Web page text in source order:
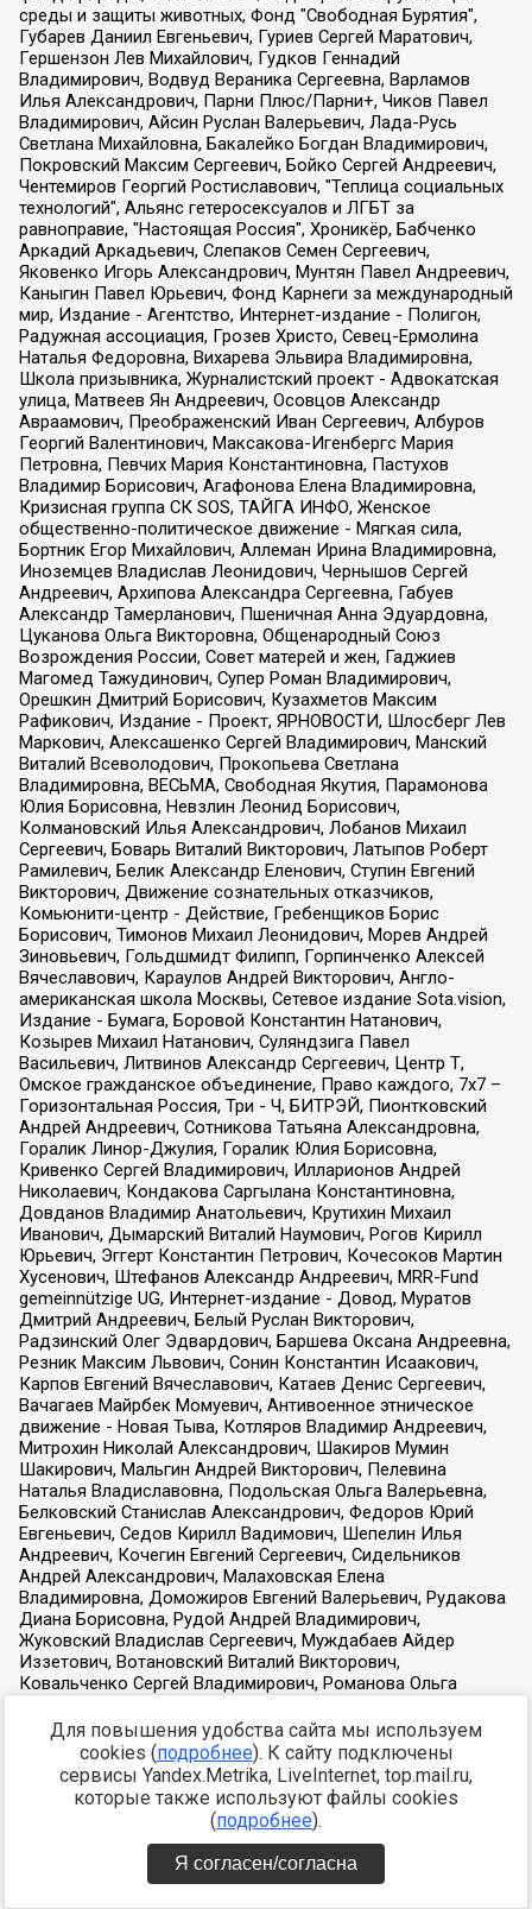
Для повышения удобства сайта мы используем
cookies (подробнее). К сайту подключены
сервисы Yandex.Metrika, LiveInternet, top.mail.ru,
которые также используют файлы cookies
(подробнее).
Я согласен/согласна